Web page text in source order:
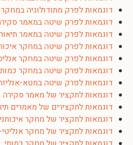
דוגמאות לפרק מתודולוגיה
דוגמאות לפרק שיטה במאמר
דוגמאות לפרק שיטה במאמר
דוגמאות לפרק שיטה במחקר
דוגמאות לפרק שיטה במחקר
דוגמאות לפרק שיטה במחקר
דוגמאות לפרק שיטה במטא-
דוגמאות לתקציר של מאמר סקירה
דוגמאות לתקצירים של מאמרים
דוגמאות לתקציר של מחקר איכותני
דוגמאות לתקציר של מחקר